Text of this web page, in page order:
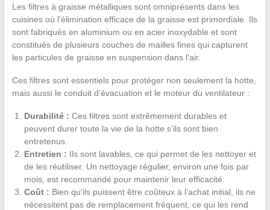
Les filtres à graisse métalliques sont omniprésents dans les
cuisines où l’élimination efficace de la graisse est primordiale. Ils
sont fabriqués en aluminium ou en acier inoxydable et sont
constitués de plusieurs couches de mailles fines qui capturent
les particules de graisse en suspension dans l’air.
Ces filtres sont essentiels pour protéger non seulement la hotte,
mais aussi le conduit d’évacuation et le moteur du ventilateur :
Durabilité : Ces filtres sont extrêmement durables et
peuvent durer toute la vie de la hotte s’ils sont bien
entretenus.
Entretien : Ils sont lavables, ce qui permet de les nettoyer et
de les réutiliser. Un nettoyage régulier, environ une fois par
mois, est recommandé pour maintenir leur efficacité.
Coût : Bien qu’ils puissent être coûteux à l’achat initial, ils ne
nécessitent pas de remplacement fréquent, ce qui les rend